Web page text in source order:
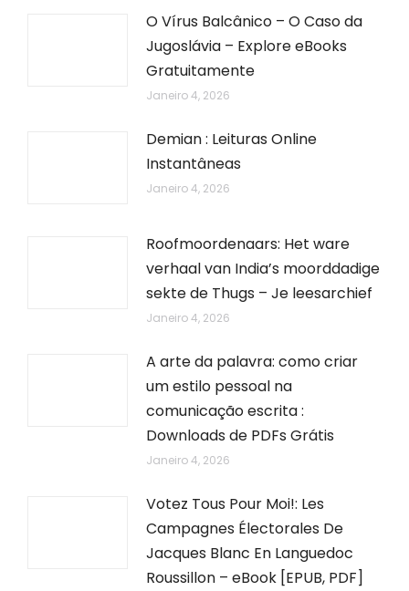
O Vírus Balcânico – O Caso da
Jugoslávia – Explore eBooks
Gratuitamente
Janeiro 4, 2026
Demian : Leituras Online
Instantâneas
Janeiro 4, 2026
Roofmoordenaars: Het ware
verhaal van India’s moorddadige
sekte de Thugs – Je leesarchief
Janeiro 4, 2026
A arte da palavra: como criar
um estilo pessoal na
comunicação escrita :
Downloads de PDFs Grátis
Janeiro 4, 2026
Votez Tous Pour Moi!: Les
Campagnes Électorales De
Jacques Blanc En Languedoc
Roussillon – eBook [EPUB, PDF]